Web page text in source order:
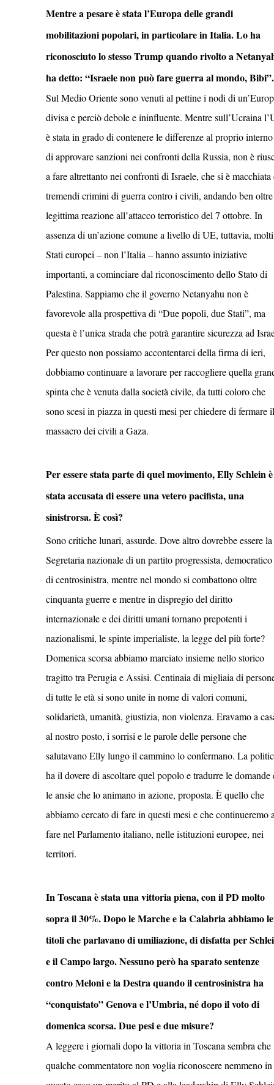
Mentre a pesare è stata l’Europa delle grandi
mobilitazioni popolari, in particolare in Italia. Lo ha
riconosciuto lo stesso Trump quando rivolto a
ha detto: “Israele non può fare guerra al mondo, Bibi”.
Sul Medio Oriente sono venuti al pettine i nodi di
divisa e perciò debole e ininfluente. Mentre sull’Ucraina
è stata in grado di contenere le differenze al proprio
di approvare sanzioni nei confronti della Russia, non è
a fare altrettanto nei confronti di Israele, che si è macchiata
tremendi crimini di guerra contro i civili, andando ben
legittima reazione all’attacco terroristico del 7 ottobre. In
assenza di un’azione comune a livello di UE, tuttavia, molti
Stati europei – non l’Italia – hanno assunto iniziative
importanti, a cominciare dal riconoscimento dello Stato di
Palestina. Sappiamo che il governo Netanyahu non è
favorevole alla prospettiva di “Due popoli, due Stati”, ma
questa è l’unica strada che potrà garantire sicurezza ad
Per questo non possiamo accontentarci della firma di ieri,
dobbiamo continuare a lavorare per raccogliere quella
spinta che è venuta dalla società civile, da tutti coloro che
sono scesi in piazza in questi mesi per chiedere di fermare il
massacro dei civili a Gaza.
Per essere stata parte di quel movimento, Elly Schlein è
stata accusata di essere una vetero pacifista, una
sinistrorsa. È così?
Sono critiche lunari, assurde. Dove altro dovrebbe essere la
Segretaria nazionale di un partito progressista, democratico
di centrosinistra, mentre nel mondo si combattono oltre
cinquanta guerre e mentre in dispregio del diritto
internazionale e dei diritti umani tornano prepotenti i
nazionalismi, le spinte imperialiste, la legge del più forte?
Domenica scorsa abbiamo marciato insieme nello storico
tragitto tra Perugia e Assisi. Centinaia di migliaia di
di tutte le età si sono unite in nome di valori comuni,
solidarietà, umanità, giustizia, non violenza. Eravamo a
al nostro posto, i sorrisi e le parole delle persone che
salutavano Elly lungo il cammino lo confermano. La
ha il dovere di ascoltare quel popolo e tradurre le domande
le ansie che lo animano in azione, proposta. È quello che
abbiamo cercato di fare in questi mesi e che continueremo
fare nel Parlamento italiano, nelle istituzioni europee, nei
territori.
In Toscana è stata una vittoria piena, con il PD molto
sopra il 30%. Dopo le Marche e la Calabria abbiamo
titoli che parlavano di umiliazione, di disfatta per
e il Campo largo. Nessuno però ha sparato sentenze
contro Meloni e la Destra quando il centrosinistra ha
“conquistato” Genova e l’Umbria, né dopo il voto di
domenica scorsa. Due pesi e due misure?
A leggere i giornali dopo la vittoria in Toscana sembra che
qualche commentatore non voglia riconoscere nemmeno in